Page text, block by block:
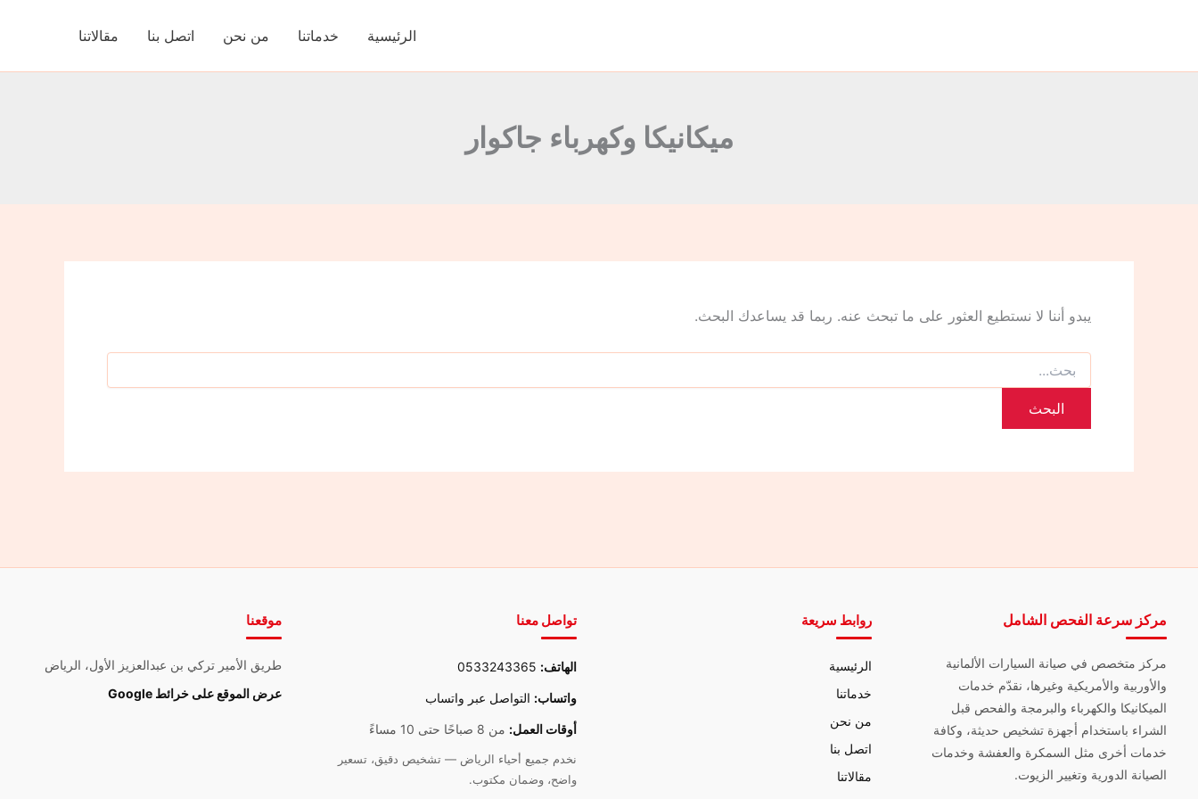
الرئيسية خدماتنا من نحن اتصل بنا مقالاتنا
ميكانيكا وكهرباء جاكوار
يبدو أننا لا نستطيع العثور على ما تبحث عنه. ربما قد يساعدك البحث.
مركز سرعة الفحص الشامل
مركز متخصص في صيانة السيارات الألمانية
والأوربية والأمريكية وغيرها، نقدّم خدمات
الميكانيكا والكهرباء والبرمجة والفحص قبل
الشراء باستخدام أجهزة تشخيص حديثة، وكافة
خدمات أخرى مثل السمكرة والعفشة وخدمات
الصيانة الدورية وتغيير الزيوت.
روابط سريعة
الرئيسية
خدماتنا
من نحن
اتصل بنا
مقالاتنا
تواصل معنا
الهاتف: 0533243365
واتساب: التواصل عبر واتساب
أوقات العمل: من 8 صباحًا حتى 10 مساءً
نخدم جميع أحياء الرياض — تشخيص دقيق، تسعير
واضح، وضمان مكتوب.
موقعنا
طريق الأمير تركي بن عبدالعزيز الأول، الرياض
عرض الموقع على خرائط Google